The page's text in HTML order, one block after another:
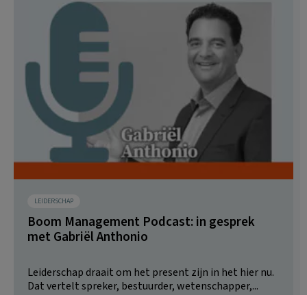
LEIDERSCHAP
Boom Management Podcast: in gesprek
met Gabriël Anthonio
Leiderschap draait om het present zijn in het hier nu.
Dat vertelt spreker, bestuurder, wetenschapper,...